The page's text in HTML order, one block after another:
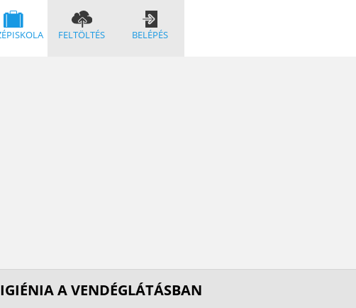
FELTÖLTÉS BELÉPÉS
A VENDÉGLÁTÁSBAN